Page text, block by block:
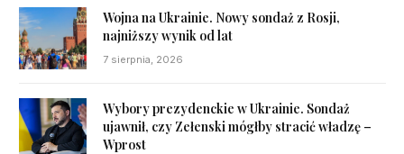
Wojna na Ukrainie. Nowy sondaż z Rosji,
najniższy wynik od lat
7 sierpnia, 2026
Wybory prezydenckie w Ukrainie. Sondaż
ujawnił, czy Zełenski mógłby stracić władzę –
Wprost